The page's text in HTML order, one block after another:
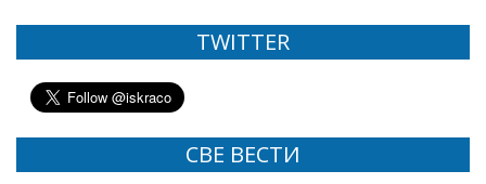
TWITTER
СВЕ ВЕСТИ